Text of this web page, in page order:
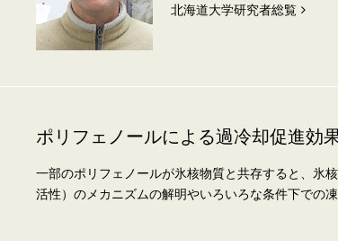
北海道⼤学研究者総覧
ポリフェノールによる過冷却促進効
一部のポリフェノールが氷核物質と共存すると、氷
活性）のメカニズムの解明やいろいろな条件下での